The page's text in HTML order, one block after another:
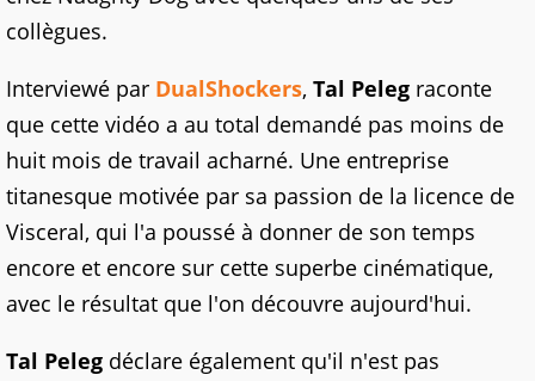
collègues.
Interviewé par DualShockers, Tal Peleg raconte
que cette vidéo a au total demandé pas moins de
huit mois de travail acharné. Une entreprise
titanesque motivée par sa passion de la licence de
Visceral, qui l'a poussé à donner de son temps
encore et encore sur cette superbe cinématique,
avec le résultat que l'on découvre aujourd'hui.
Tal Peleg déclare également qu'il n'est pas